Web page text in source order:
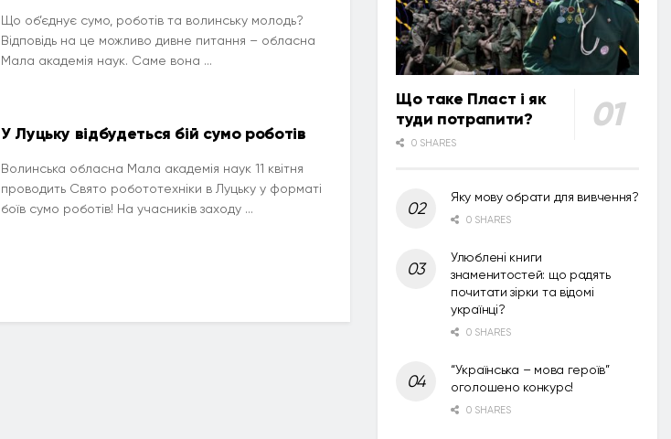
Що об’єднує сумо, роботів та волинську молодь?
Відповідь на це можливо дивне питання – обласна
Мала академія наук. Саме вона ...
У Луцьку відбудеться бій сумо роботів
Волинська обласна Мала академія наук 11 квітня
проводить Свято робототехніки в Луцьку у форматі
боїв сумо роботів! На учасників заходу ...
Що таке Пласт і як
туди потрапити?
0 SHARES
Яку мову обрати для вивчення?
0 SHARES
Улюблені книги
знаменитостей: що радять
почитати зірки та відомі
українці?
0 SHARES
“Українська – мова героїв”
оголошено конкурс!
0 SHARES